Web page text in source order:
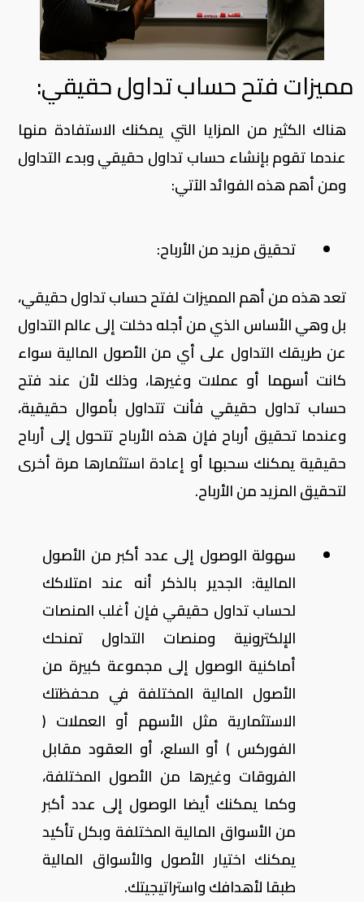
مميزات فتح حساب تداول حقيقي:
هناك الكثير من المزايا التي يمكنك الاستفادة منها
عندما تقوم بإنشاء حساب تداول حقيقي وبدء التداول
ومن أهم هذه الفوائد الآتي:
تحقيق مزيد من الأرباح:
تعد هذه من أهم المميزات لفتح حساب تداول حقيقي،
بل وهي الأساس الذي من أجله دخلت إلى عالم التداول
عن طريقك التداول على أي من الأصول المالية سواء
كانت أسهما أو عملات وغيرها، وذلك لأن عند فتح
حساب تداول حقيقي فأنت تتداول بأموال حقيقية،
وعندما تحقيق أرباح فإن هذه الأرباح تتحول إلى أرباح
حقيقية يمكنك سحبها أو إعادة استثمارها مرة أخرى
لتحقيق المزيد من الأرباح.
سهولة الوصول إلى عدد أكبر من الأصول
المالية: الجدير بالذكر أنه عند امتلاكك
لحساب تداول حقيقي فإن أغلب المنصات
الإلكترونية ومنصات التداول تمنحك
أماكنية الوصول إلى مجموعة كبيرة من
الأصول المالية المختلفة في محفظتك
الاستثمارية مثل الأسهم أو العملات (
الفوركس ) أو السلع، أو العقود مقابل
الفروقات وغيرها من الأصول المختلفة،
وكما يمكنك أيضا الوصول إلى عدد أكبر
من الأسواق المالية المختلفة وبكل تأكيد
يمكنك اختيار الأصول والأسواق المالية
طبقا لأهدافك واستراتيجيتك.